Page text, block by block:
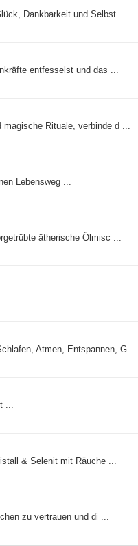
Dankbarkeit und Selbst ...
entfesselst und das ...
magische Rituale, verbinde d ...
Lebensweg ...
ätherische Ölmisc ...
Atmen, Entspannen, G ...
...
& Selenit mit Räuche ...
zu vertrauen und di ...